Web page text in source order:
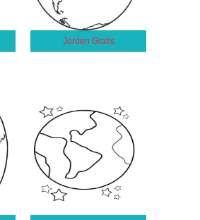
Jorden Gratis